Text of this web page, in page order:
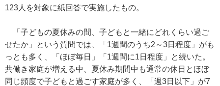
123人を対象に紙回答で実施したもの。
「子どもの夏休みの間、子どもと一緒にどれくらい過ご
せたか」という質問では、「1週間のうち2～3日程度」がも
っとも多く、「ほぼ毎日」「1週間に1日程度」と続いた。
共働き家庭が増える中、夏休み期間中も通常の休日とほぼ
同じ頻度で子どもと過ごす家庭が多く、「週3日以下」が7